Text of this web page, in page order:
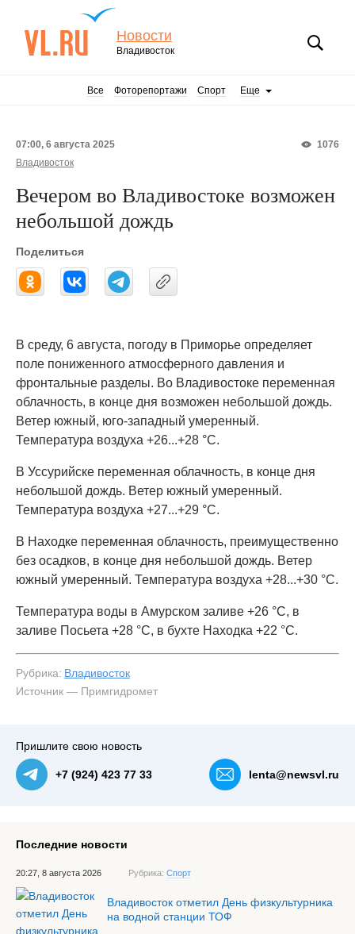
Новости
Владивосток
Все Фоторепортажи Спорт Еще
1076
07:00, 6 августа 2025
Владивосток
Вечером во Владивостоке возможен
небольшой дождь
Поделиться
В среду, 6 августа, погоду в Приморье определяет
поле пониженного атмосферного давления и
фронтальные разделы. Во Владивостоке переменная
облачность, в конце дня возможен небольшой дождь.
Ветер южный, юго-западный умеренный.
Температура воздуха +26...+28 °C.
В Уссурийске переменная облачность, в конце дня
небольшой дождь. Ветер южный умеренный.
Температура воздуха +27...+29 °C.
В Находке переменная облачность, преимущественно
без осадков, в конце дня небольшой дождь. Ветер
южный умеренный. Температура воздуха +28...+30 °C.
Температура воды в Амурском заливе +26 °C, в
заливе Посьета +28 °C, в бухте Находка +22 °C.
Рубрика: Владивосток
Источник — Примгидромет
Пришлите свою новость
+7 (924) 423 77 33 lenta@newsvl.ru
Последние новости
20:27, 8 августа 2026 Рубрика: Спорт
Владивосток отметил День физкультурника
на водной станции ТОФ